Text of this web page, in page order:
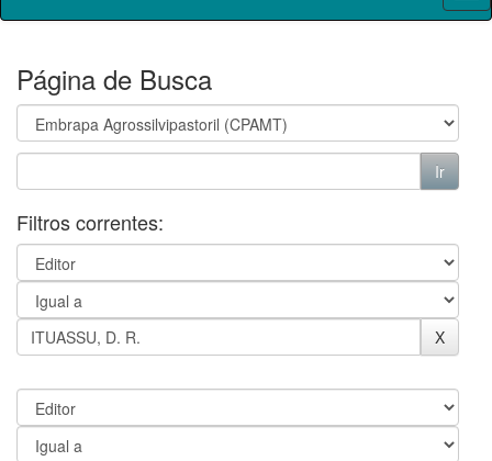
Página de Busca
Filtros correntes: